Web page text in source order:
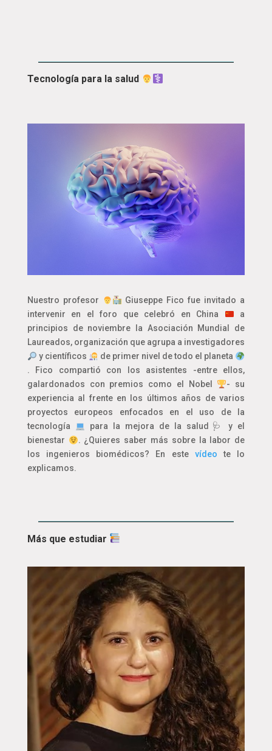
Tecnología para la salud
Nuestro profesor
Giuseppe Fico fue invitado a
intervenir en el foro que celebró en China
a
principios de noviembre la Asociación Mundial de
Laureados, organización que agrupa a investigadores
y científicos
de primer nivel de todo el planeta
. Fico compartió con los asistentes -entre ellos,
galardonados con premios como el Nobel
- su
experiencia al frente en los últimos años de varios
proyectos europeos enfocados en el uso de la
tecnología
para la mejora de la salud🩺 y el
bienestar
. ¿Quieres saber más sobre la labor de
los ingenieros biomédicos? En este vídeo te lo
explicamos.
Más que estudiar